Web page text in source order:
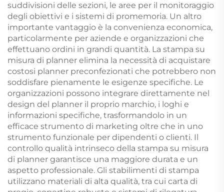
suddivisioni delle sezioni, le aree per il monitoraggio
degli obiettivi e i sistemi di promemoria. Un altro
importante vantaggio è la convenienza economica,
particolarmente per aziende e organizzazioni che
effettuano ordini in grandi quantità. La stampa su
misura di planner elimina la necessità di acquistare
costosi planner preconfezionati che potrebbero non
soddisfare pienamente le esigenze specifiche. Le
organizzazioni possono integrare direttamente nel
design del planner il proprio marchio, i loghi e
informazioni specifiche, trasformandolo in un
efficace strumento di marketing oltre che in uno
strumento funzionale per dipendenti o clienti. Il
controllo qualità intrinseco della stampa su misura
di planner garantisce una maggiore durata e un
aspetto professionale. Gli stabilimenti di stampa
utilizzano materiali di alta qualità, tra cui carta di